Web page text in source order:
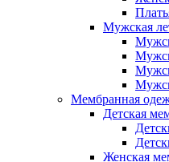
Мужская
Мембранная
Детская
Женская